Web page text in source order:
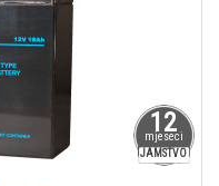
12
mjeseci
JAMSTVO